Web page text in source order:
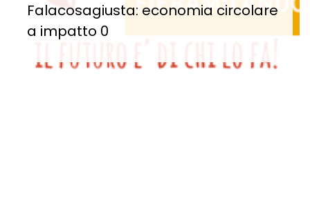
Falacosagiusta: economia circolare
a impatto 0